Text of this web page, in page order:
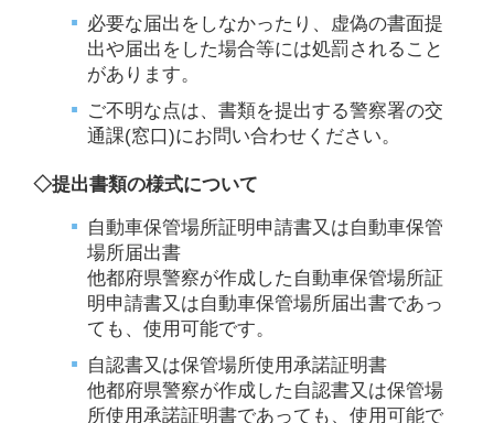
必要な届出をしなかったり、虚偽の書面提
出や届出をした場合等には処罰されること
があります。
ご不明な点は、書類を提出する警察署の交
通課(窓口)にお問い合わせください。
◇提出書類の様式について
自動車保管場所証明申請書又は自動車保管
場所届出書
他都府県警察が作成した自動車保管場所証
明申請書又は自動車保管場所届出書であっ
ても、使用可能です。
自認書又は保管場所使用承諾証明書
他都府県警察が作成した自認書又は保管場
所使用承諾証明書であっても、使用可能で